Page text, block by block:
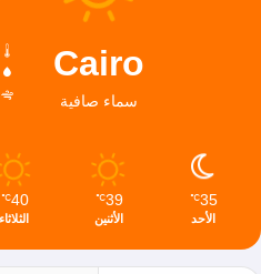
Cairo
سماء صافية
35
℃
الأحد
39
℃
الأثنين
40
℃
الثلاثاء